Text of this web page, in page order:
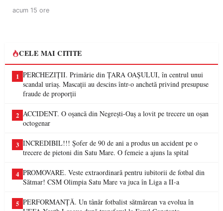
acum 15 ore
CELE MAI CITITE
1 PERCHEZIȚII. Primărie din ȚARA OAȘULUI, în centrul unui
scandal uriaș. Mascații au descins într-o anchetă privind presupuse
fraude de proporții
2 ACCIDENT. O oșancă din Negrești-Oaș a lovit pe trecere un oșan
octogenar
3 INCREDIBIL!!! Șofer de 90 de ani a produs un accident pe o
trecere de pietoni din Satu Mare. O femeie a ajuns la spital
4 PROMOVARE. Veste extraordinară pentru iubitorii de fotbal din
Sătmar! CSM Olimpia Satu Mare va juca în Liga a II-a
5 PERFORMANȚĂ. Un tânăr fotbalist sătmărean va evolua în